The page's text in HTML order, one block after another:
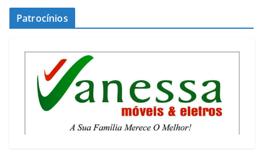
Patrocínios